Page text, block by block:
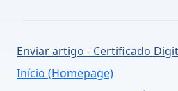
Enviar artigo - Certificado
Início (Homepage)